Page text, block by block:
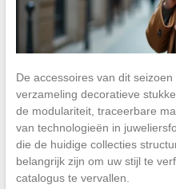
De accessoires van dit
verzameling decoratieve
de modulariteit, traceerbare
van technologieën in
die de huidige collecties
belangrijk zijn om uw stijl te
catalogus te vervallen.